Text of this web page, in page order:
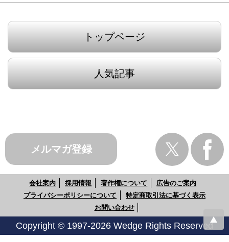
トップページ
人気記事
メルマガ登録
会社案内 採用情報 著作権について
広告のご案内
プライバシーポリシーについて
特定商取引法に基づく表示
お問い合わせ
Copyright © 1997-2026 Wedge Rights Reserved